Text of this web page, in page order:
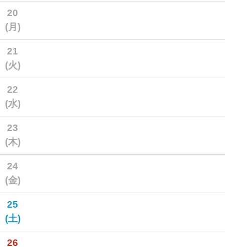
20
(月)
21
(火)
22
(水)
23
(木)
24
(金)
25
(土)
26